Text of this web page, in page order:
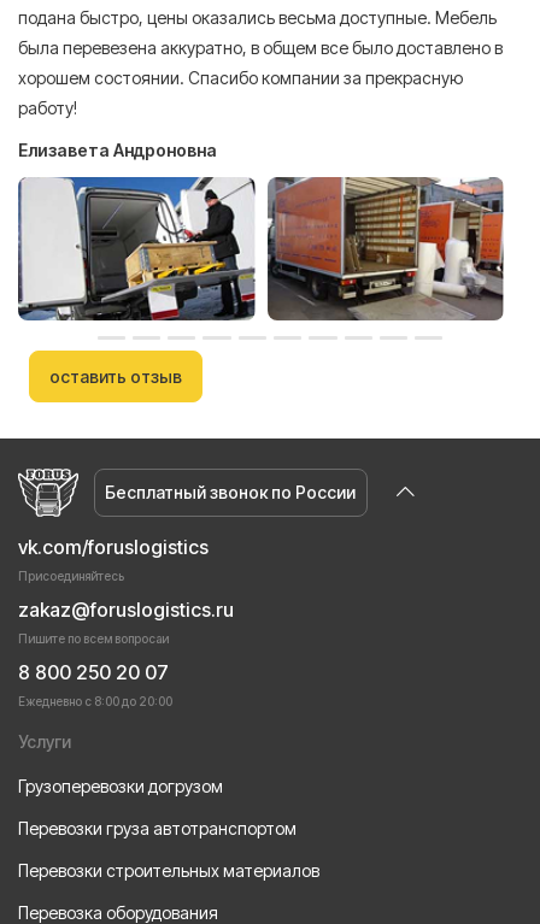
подана быстро, цены оказались весьма доступные. Мебель
была перевезена аккуратно, в общем все было доставлено в
хорошем состоянии. Спасибо компании за прекрасную
работу!
Елизавета Андроновна
оставить отзыв
Бесплатный звонок по России
vk.com/foruslogistics
Присоединяйтесь
zakaz@foruslogistics.ru
Пишите по всем вопросаи
8 800 250 20 07
Ежедневно с 8:00 до 20:00
Услуги
Грузоперевозки догрузом
Перевозки груза автотранспортом
Перевозки строительных материалов
Перевозка оборудования